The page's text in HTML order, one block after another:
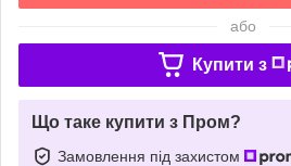
або
Купити з
Що таке купити з Пром?
Замовлення під захистом